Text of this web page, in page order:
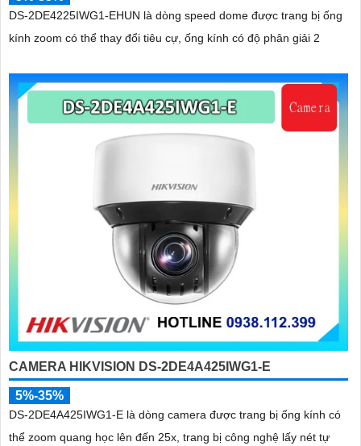
DS-2DE4225IWG1-EHUN là dòng speed dome được trang bị ống
kính zoom có thể thay đổi tiêu cự, ống kính có độ phân giải 2
CAMERA HIKVISION DS-2DE4A425IWG1-E
5%-35%
DS-2DE4A425IWG1-E là dòng camera được trang bị ống kính có
thể zoom quang học lên đến 25x, trang bị công nghệ lấy nét tự